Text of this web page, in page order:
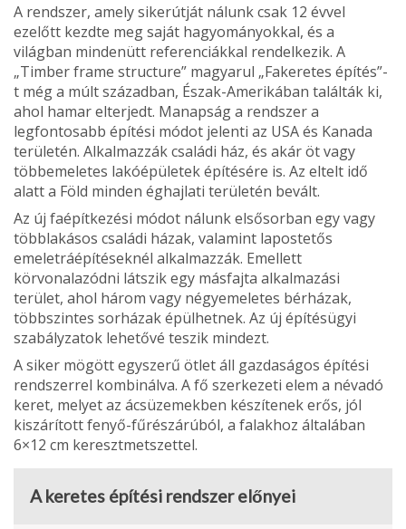
A rendszer, amely sikerútját nálunk csak 12 évvel
ezelőtt kezdte meg saját hagyo­mányokkal, és a
világban mindenütt referenciákkal ren­delkezik. A
„Timber frame structure” magyarul „Fakere­tes építés”-
t még a múlt szá­zadban, Észak-Amerikában találták ki,
ahol hamar elter­jedt. Manapság a rendszer a
legfontosabb építési módot jelenti az USA és Kanada
te­rületén. Alkalmazzák családi ház, és akár öt vagy
többeme­letes lakóépületek építésére is. Az eltelt idő
alatt a Föld min­den éghajlati területén bevált.
Az új faépítkezési módot nálunk elsősorban egy vagy
többlakásos családi házak, va­lamint lapostetős
emeletráépítéseknél alkalmazzák. Emellett
körvonalazódni látszik egy másfajta alkalmazási
terület, ahol három vagy négyemele­tes bérházak,
többszintes sor­házak épülhetnek. Az új épí­tésügyi
szabályzatok lehetővé teszik mindezt.
A siker mögött egyszerű ötlet áll gazdaságos építési
rendszerrel kombinálva. A fő szerkezeti elem a névadó
ke­ret, melyet az ácsüzemekben készítenek erős, jól
kiszárított fenyő-fűrészárúból, a falakhoz általában
6×12 cm keresztmetszettel.
A keretes építési rendszer előnyei